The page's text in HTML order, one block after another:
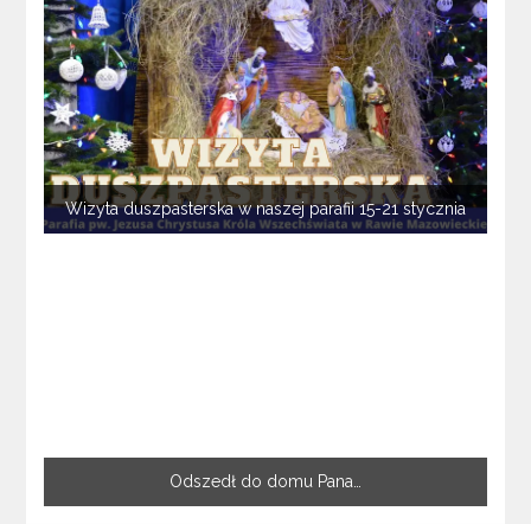
Wizyta duszpasterska w naszej parafii 15-21 stycznia
Odszedł do domu Pana…